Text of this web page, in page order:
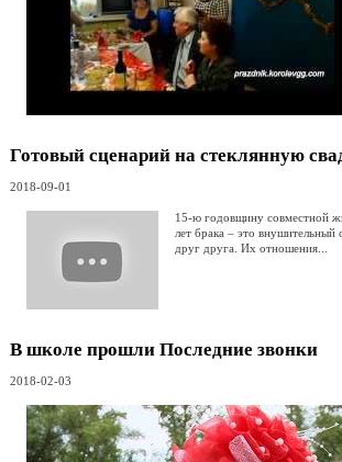
Готовый сценарий на стеклянную
2018-09-01
15-ю годовщину совместной
лет брака – это внушительный
друг друга. Их отношения...
В школе прошли Последние звонки
2018-02-03